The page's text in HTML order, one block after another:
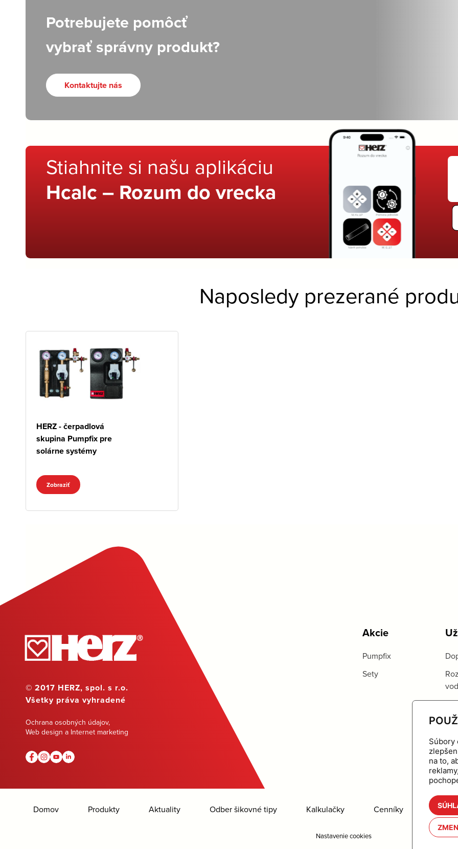
Súbory
na to,
Potrebujete pomôcť
vybrať správny produkt?
Kontaktujte nás
Stiahnite si našu aplikáciu
Hcalc – Rozum do vrecka
Naposledy prezerané
HERZ - čerpadlová
skupina Pumpfix pre
solárne systémy
Zobraziť
© 2017 HERZ, spol. s r.o.
Všetky práva vyhradené
Ochrana osobných údajov,
Web design a Internet marketing
Akcie
Pumpfix
Sety
Domov Produkty Aktuality Odber šikovné tipy Kalkulačky Cenníky Na
Nastavenie cookies